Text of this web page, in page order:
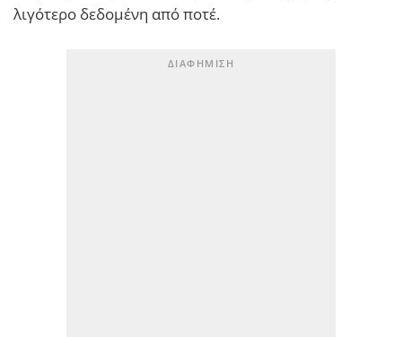
λιγότερο δεδομένη από ποτέ.